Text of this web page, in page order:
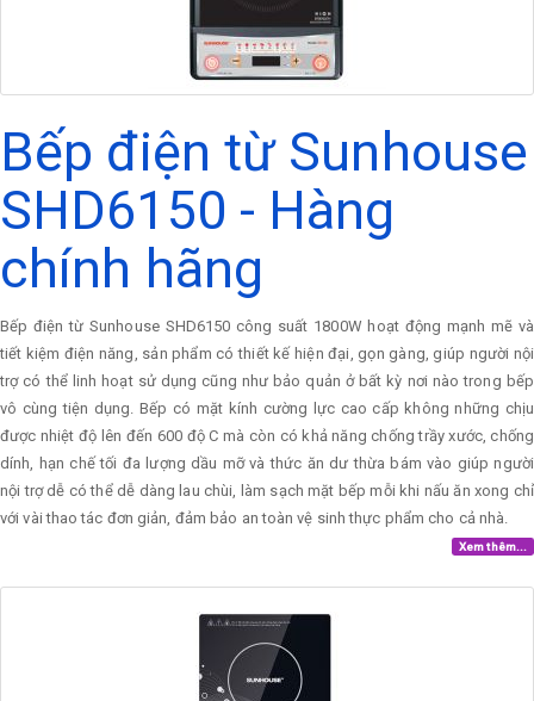
Bếp điện từ Sunhouse
SHD6150 - Hàng
chính hãng
Bếp điện từ Sunhouse SHD6150 công suất 1800W hoạt động mạnh mẽ và
tiết kiệm điện năng, sản phẩm có thiết kế hiện đại, gọn gàng, giúp người nội
trợ có thể linh hoạt sử dụng cũng như bảo quản ở bất kỳ nơi nào trong bếp
vô cùng tiện dụng. Bếp có mặt kính cường lực cao cấp không những chịu
được nhiệt độ lên đến 600 độ C mà còn có khả năng chống trầy xước, chống
dính, hạn chế tối đa lượng dầu mỡ và thức ăn dư thừa bám vào giúp người
nội trợ dễ có thể dễ dàng lau chùi, làm sạch mặt bếp mỗi khi nấu ăn xong chỉ
với vài thao tác đơn giản, đảm bảo an toàn vệ sinh thực phẩm cho cả nhà.
Xem thêm...